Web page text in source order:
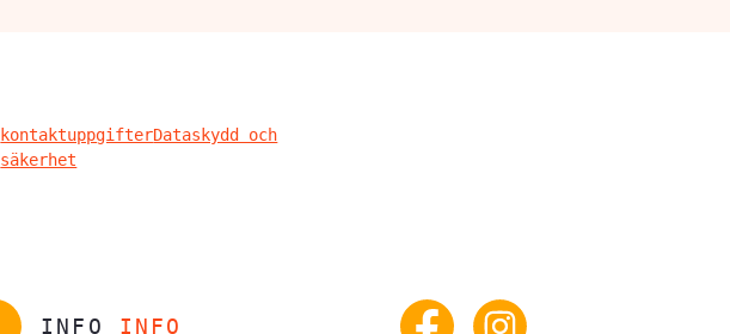
kontaktuppgifterDataskydd och
säkerhet
INFO INFO